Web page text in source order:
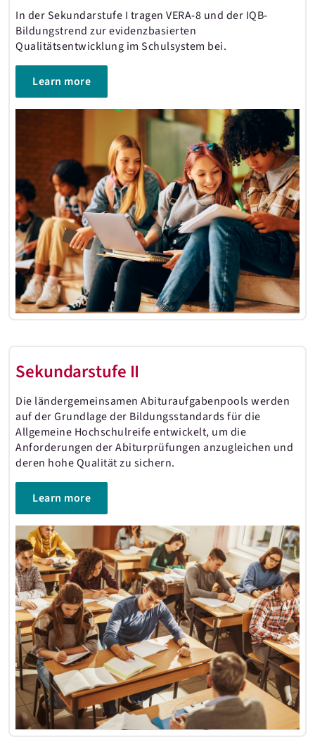
In der Sekundarstufe I tragen VERA-8 und der IQB-
Bildungstrend zur evidenzbasierten
Qualitätsentwicklung im Schulsystem bei.
Learn more
Sekundarstufe II
Die ländergemeinsamen Abituraufgabenpools werden
auf der Grundlage der Bildungsstandards für die
Allgemeine Hochschulreife entwickelt, um die
Anforderungen der Abiturprüfungen anzugleichen und
deren hohe Qualität zu sichern.
Learn more